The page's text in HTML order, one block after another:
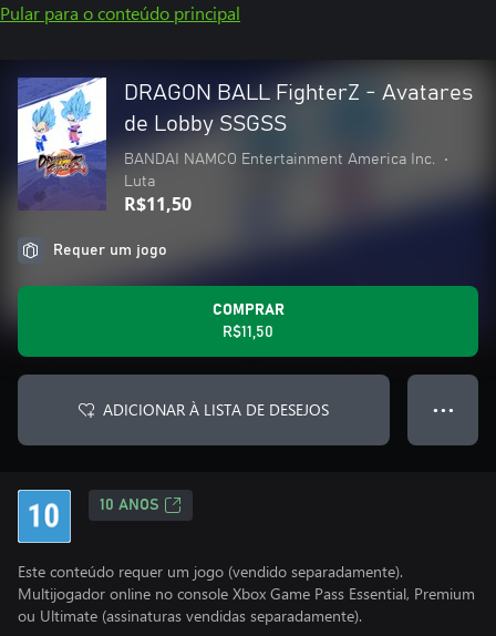
Pular para o conteúdo principal
DRAGON BALL FighterZ - Avatares
de Lobby SSGSS
BANDAI NAMCO Entertainment America Inc.
•
Luta
R$11,50
Requer um jogo
COMPRAR
R$11,50
ADICIONAR À LISTA DE DESEJOS ● ● ●
10 ANOS
Este conteúdo requer um jogo (vendido separadamente).
Multijogador online no console Xbox Game Pass Essential, Premium
ou Ultimate (assinaturas vendidas separadamente).